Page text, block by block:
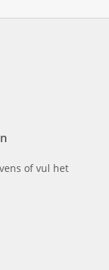
of vul het